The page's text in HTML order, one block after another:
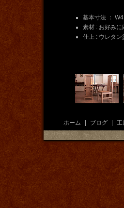
基本寸法 ：
素材 : お好みに
仕上 : ウレタ
ホーム | ブログ | 工